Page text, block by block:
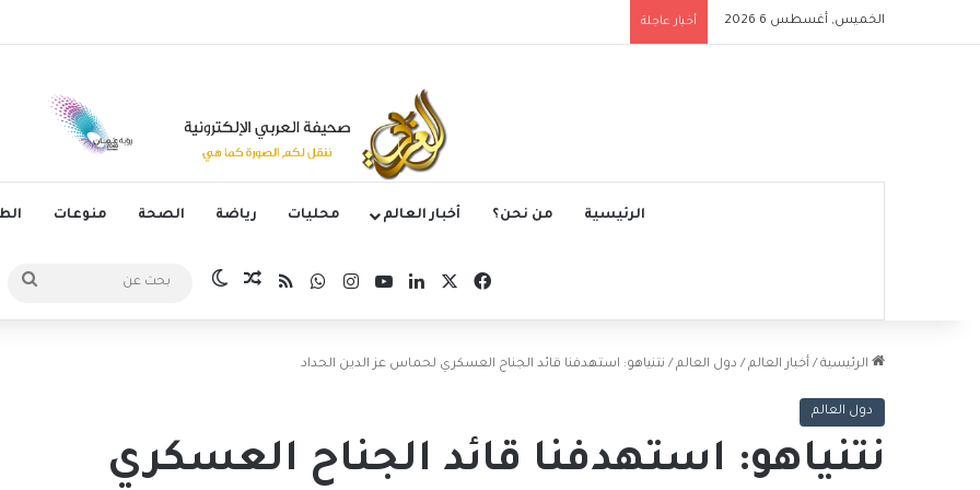
الخميس, أغسطس 6 2026 أخبار عاجلة
الرئيسية من نحن؟ أخبار العالم محليات رياضة الصحة منوعات
فيسبوكلينكدإن‫YouTubeانستقرام
واتسابملخص الموقع RSS
مقال عشوائي
الوضع المظلم
عن
الرئيسية / أخبار العالم / دول العالم / نتنياهو: استهدفنا قائد الجناح العسكري لحماس عز الدين الحداد
دول العالم
نتنياهو: استهدفنا قائد الجناح العسكري